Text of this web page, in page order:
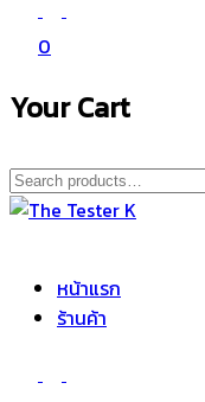
The Tester K
Korean cosmetics
0
Your Cart
Search
for:
หน้าแรก
ร้านค้า